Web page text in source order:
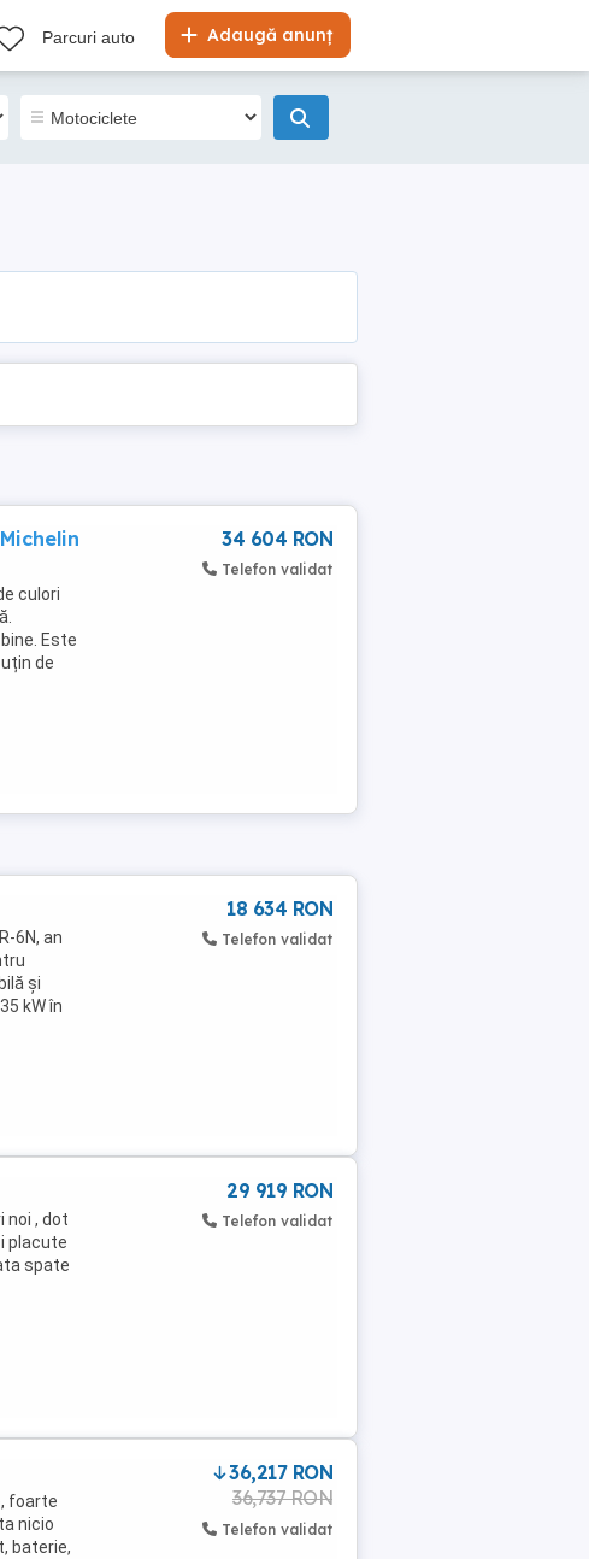
Adaugă anunț
Parcuri auto
culori
Este
de
34 604 RON
Telefon validat
6N, an
și
kW în
18 634 RON
Telefon validat
noi , dot
placute
spate
29 919 RON
Telefon validat
foarte
nicio
baterie,
36,217 RON
36,737 RON
Telefon validat